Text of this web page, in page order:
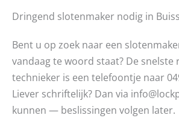
Dringend slotenmaker nodig in
Bent u op zoek naar een
vandaag te woord staat? De snelste
technieker is een telefoontje naar
Liever schriftelijk? Dan via
kunnen — beslissingen volgen later.